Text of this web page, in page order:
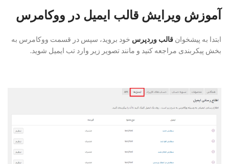
آموزش ویرایش قالب ایمیل در ووکامرس
ابتدا به پیشخوان قالب وردپرس خود بروید، سپس در قسمت ووکامرس به
بخش پیکربندی مراجعه کنید و مانند تصویر زیر وارد تب ایمیل شوید.